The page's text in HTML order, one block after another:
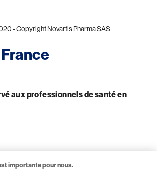
- Copyright Novartis Pharma SAS
aux professionnels de santé en
importante pour nous.